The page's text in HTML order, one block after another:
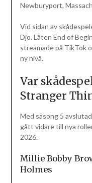
Newburyport,
Vid sidan av
Djo. Låten End of
streamade på TikTok
ny nivå.
Var
Stranger
Med säsong 5
gått vidare till nya
2026.
Millie Bobby
Holmes